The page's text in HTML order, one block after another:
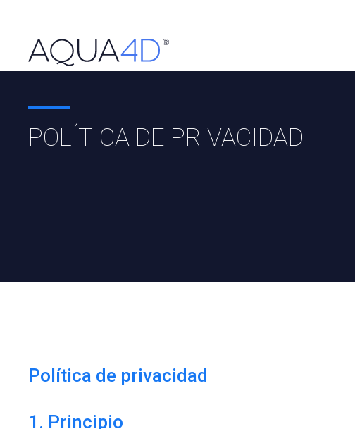
POLÍTICA DE PRIVACIDAD
Política de privacidad
1. Principio